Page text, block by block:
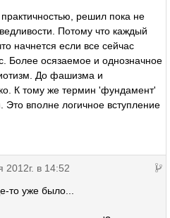
решил пока не
Потому что каждый
начнется если все сейчас
Более осязаемое и однозначное
До фашизма и
К тому же термин 'фундамент'
Это вполне логичное вступление
2012г. в 14:52
то уже было...